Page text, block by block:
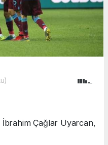
Çağlar Uyarcan,